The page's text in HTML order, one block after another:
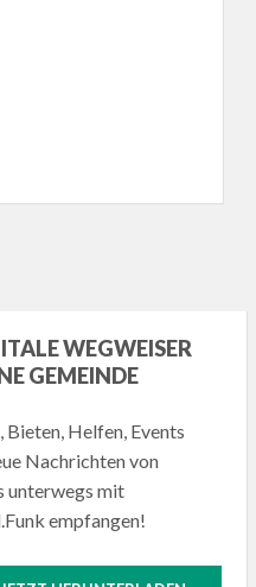
WEGWEISER
GEMEINDE
Bieten, Helfen, Events
Nachrichten von
unterwegs mit
empfangen!